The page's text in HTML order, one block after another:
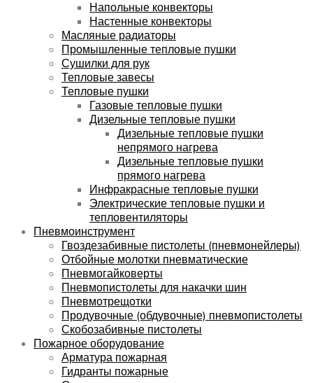
Напольные конвекторы
Настенные конвекторы
Масляные радиаторы
Промышленные тепловые пушки
Сушилки для рук
Тепловые завесы
Тепловые пушки
Газовые тепловые пушки
Дизельные тепловые пушки
Дизельные тепловые пушки
непрямого нагрева
Дизельные тепловые пушки
прямого нагрева
Инфракрасные тепловые пушки
Электрические тепловые пушки и
тепловентиляторы
Пневмоинструмент
Гвоздезабивные пистолеты (пневмонейлеры)
Отбойные молотки пневматические
Пневмогайковерты
Пневмопистолеты для накачки шин
Пневмотрещотки
Продувочные (обдувочные) пневмопистолеты
Скобозабивные пистолеты
Пожарное оборудование
Арматура пожарная
Гидранты пожарные